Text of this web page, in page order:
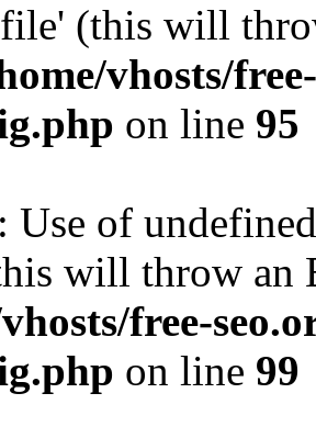
(this will
vhosts/
on line 95
: Use of
will throw an
free-
on line 99